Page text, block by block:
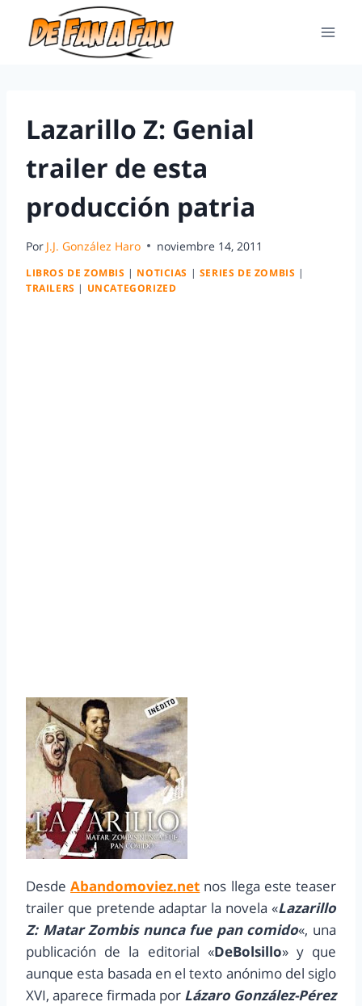
Lazarillo Z: Genial
trailer de esta
producción patria
Por J.J. González Haro noviembre 14, 2011
LIBROS DE ZOMBIS | NOTICIAS | SERIES DE ZOMBIS |
TRAILERS | UNCATEGORIZED
DesdeAbandomoviez.net nos llega este teaser
trailer que pretende adaptar la novela «Lazarillo
Z: Matar Zombis nunca fue pan comido«, una
publicación de la editorial «DeBolsillo» y que
aunque esta basada en el texto anónimo del siglo
XVI, aparece firmada por Lázaro González-Pérez